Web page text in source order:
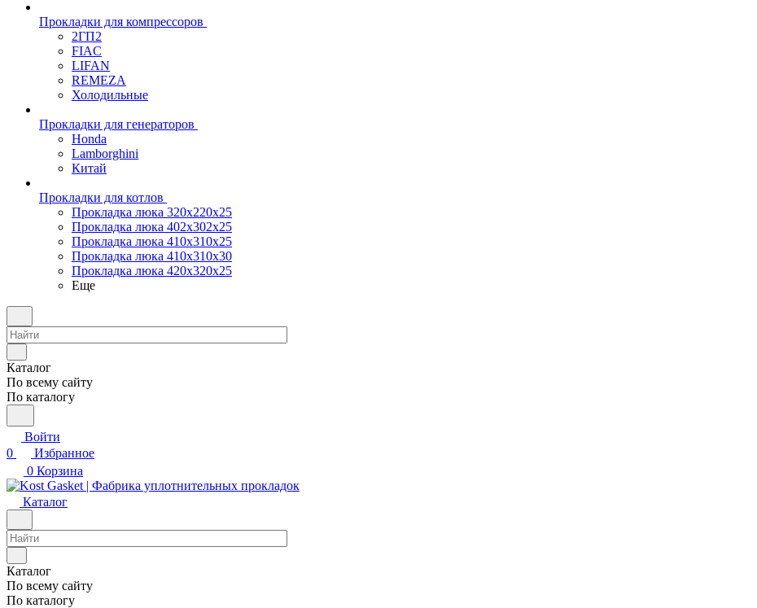
Прокладки для компрессоров
2ГП2
FIAC
LIFAN
REMEZA
Холодильные
Прокладки для генераторов
Honda
Lamborghini
Китай
Прокладки для котлов
Прокладка люка 320x220x25
Прокладка люка 402x302x25
Прокладка люка 410x310x25
Прокладка люка 410х310х30
Прокладка люка 420x320x25
Еще
Каталог
По всему сайту
По каталогу
Войти
0
Избранное
0 Корзина
Каталог
Каталог
По всему сайту
По каталогу